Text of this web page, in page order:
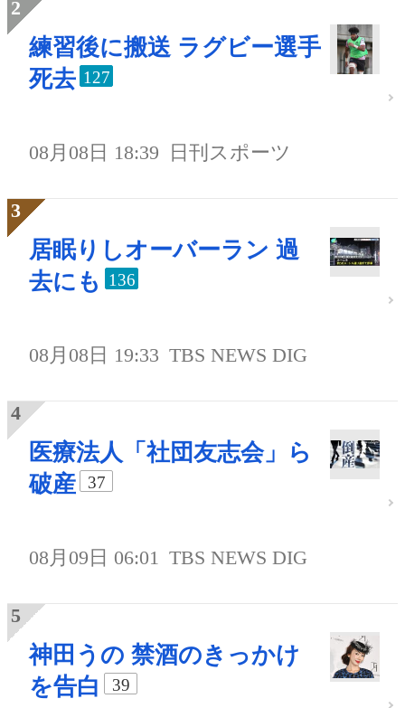
練習後に搬送 ラグビー選手
死去 127
08月08日 18:39 日刊スポーツ
居眠りしオーバーラン 過
去にも
136
08月08日 19:33 TBS NEWS DIG
医療法人「社団友志会」ら
破産
37
08月09日 06:01 TBS NEWS DIG
神田うの 禁酒のきっかけ
を告白
39